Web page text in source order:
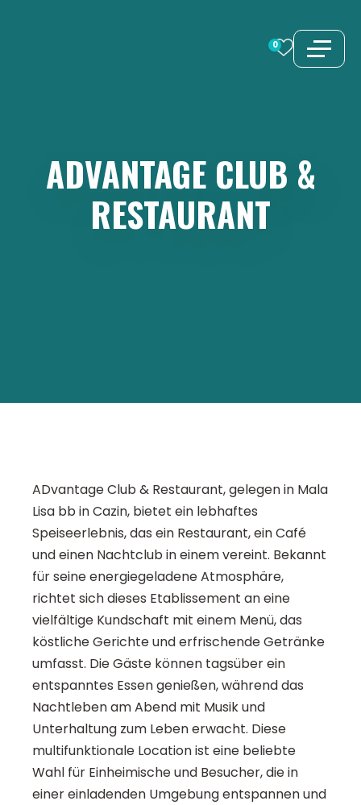
0
ADVANTAGE CLUB &
RESTAURANT
ADvantage Club & Restaurant, gelegen in Mala
Lisa bb in Cazin, bietet ein lebhaftes
Speiseerlebnis, das ein Restaurant, ein Café
und einen Nachtclub in einem vereint. Bekannt
für seine energiegeladene Atmosphäre,
richtet sich dieses Etablissement an eine
vielfältige Kundschaft mit einem Menü, das
köstliche Gerichte und erfrischende Getränke
umfasst. Die Gäste können tagsüber ein
entspanntes Essen genießen, während das
Nachtleben am Abend mit Musik und
Unterhaltung zum Leben erwacht. Diese
multifunktionale Location ist eine beliebte
Wahl für Einheimische und Besucher, die in
einer einladenden Umgebung entspannen und